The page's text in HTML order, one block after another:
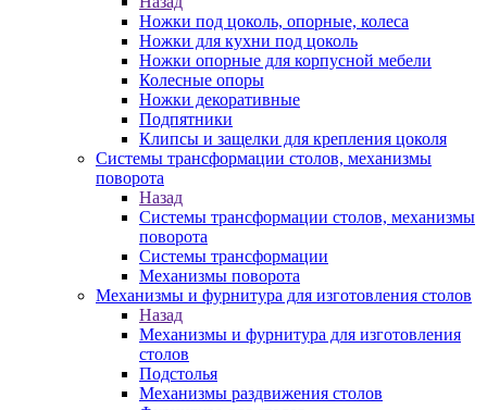
Ножки под цоколь, опорные, колеса
Ножки для кухни под цоколь
Ножки опорные для корпусной мебели
Колесные опоры
Ножки декоративные
Подпятники
Клипсы и защелки для крепления цоколя
Системы трансформации столов, механизмы
поворота
Назад
Системы трансформации столов, механизмы
поворота
Системы трансформации
Механизмы поворота
Механизмы и фурнитура для изготовления столов
Назад
Механизмы и фурнитура для изготовления
столов
Подстолья
Механизмы раздвижения столов